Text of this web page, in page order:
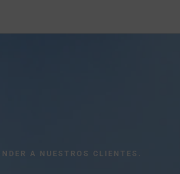
A NUESTROS CLIENTES.